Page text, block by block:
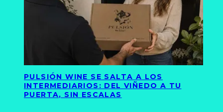
PULSIÓN WINE SE SALTA A LOS
INTERMEDIARIOS: DEL VIÑEDO A TU
PUERTA, SIN ESCALAS